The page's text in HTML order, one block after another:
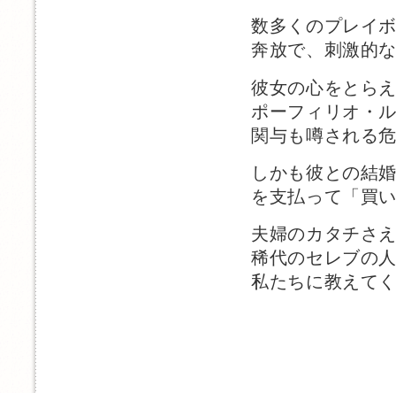
数多くのプレイ
奔放で、刺激的
彼女の心をとら
ポーフィリオ・
関与も噂される
しかも彼との結
を支払って「買
夫婦のカタチさ
稀代のセレブの
私たちに教えて